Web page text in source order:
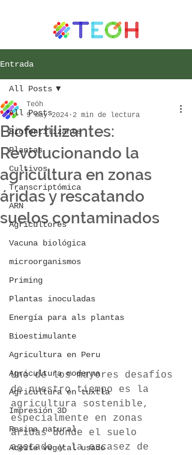
Entrada
All Posts
Biofertilizante
Plantas
Cultivos
Transcriptómica
ARN
Agricultores
Vacuna biológica
microorganismos
Priming
Plantas inoculadas
Energía para als plantas
Bioestimulante
Agricultura en Peru
Agricultura moderna
Agricultura en tuxtla
Impresión 3D
Resina natural
Aceite vegetal usado
All Posts
Biofertilizantes:
Revolucionando la
agricultura en zonas
áridas y rescatando
suelos contaminados
Teöh
9 may 2024 2 min de lectura
Uno de los mayores desafíos
de nuestro tiempo es la
agricultura sostenible,
especialmente en zonas
áridas donde el suelo
agotado y la escasez de